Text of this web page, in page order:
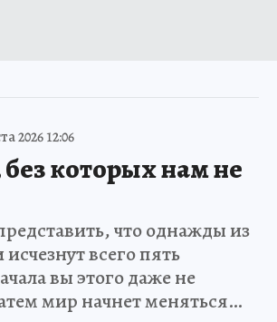
2026 12:06
которых нам не
что однажды из
всего пять
вы этого даже не
мир начнет меняться…